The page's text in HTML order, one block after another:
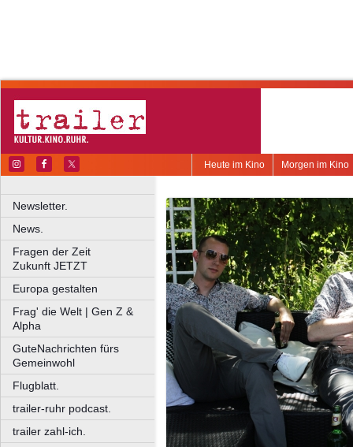
Morgen im Kino
Heute im Kino
Newsletter.
News.
Fragen der Zeit
Zukunft JETZT
Europa gestalten
Frag' die Welt | Gen Z &
Alpha
GuteNachrichten fürs
Gemeinwohl
Flugblatt.
trailer-ruhr podcast.
trailer zahl-ich.